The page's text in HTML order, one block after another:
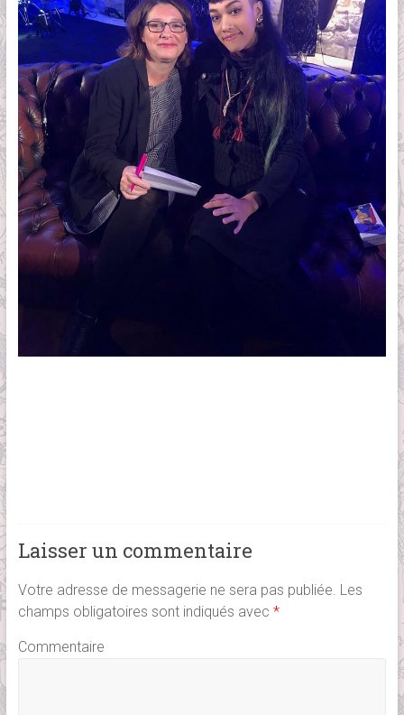
Laisser un commentaire
Votre adresse de messagerie ne sera pas publiée. Les
champs obligatoires sont indiqués avec *
Commentaire